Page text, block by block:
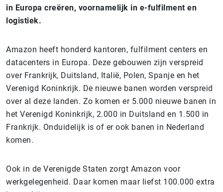
in Europa creëren, voornamelijk in e-fulfilment en
logistiek.
Amazon heeft honderd kantoren, fulfilment centers en
datacenters in Europa. Deze gebouwen zijn verspreid
over Frankrijk, Duitsland, Italië, Polen, Spanje en het
Verenigd Koninkrijk. De nieuwe banen worden verspreid
over al deze landen. Zo komen er 5.000 nieuwe banen in
het Verenigd Koninkrijk, 2.000 in Duitsland en 1.500 in
Frankrijk. Onduidelijk is of er ook banen in Nederland
komen.
Ook in de Verenigde Staten zorgt Amazon voor
werkgelegenheid. Daar komen maar liefst 100.000 extra